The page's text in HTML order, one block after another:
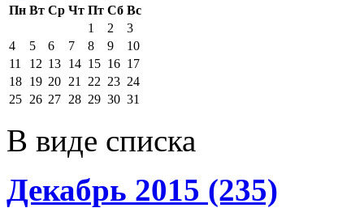
Пн Вт Ср Чт Пт Сб Вс
1
2
3
4
5 6 7 8 9
10
11
12 13 14 15 16 17
18 19 20 21 22 23 24
25 26 27 28 29 30 31
В виде списка
Декабрь 2015 (235)